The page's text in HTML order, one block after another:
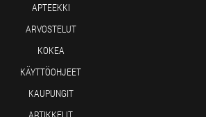
APTEEKKI
ARVOSTELUT
KOKEA
KÄYTTÖOHJEET
KAUPUNGIT